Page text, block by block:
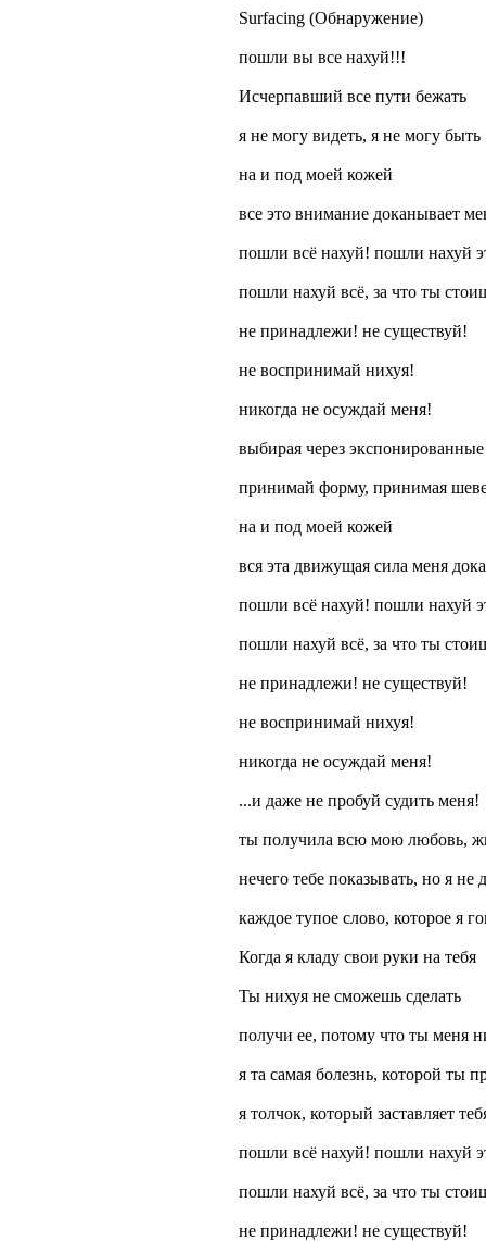
Surfacing (Обнаружение)
пошли вы все нахуй!!!
Исчерпавший все пути бежать
я не могу видеть, я не могу быть
на и под моей кожей
все это внимание доканывает
пошли всё нахуй! пошли нахуй
пошли нахуй всё, за что ты
не принадлежи! не существуй!
не воспринимай нихуя!
никогда не осуждай меня!
выбирая через экспонированные
принимай форму, принимая
на и под моей кожей
вся эта движущая сила меня
пошли всё нахуй! пошли нахуй
пошли нахуй всё, за что ты
не принадлежи! не существуй!
не воспринимай нихуя!
никогда не осуждай меня!
...и даже не пробуй судить меня!
ты получила всю мою любовь,
нечего тебе показывать, но я не
каждое тупое слово, которое я
Когда я кладу свои руки на тебя
Ты нихуя не сможешь сделать
получи ее, потому что ты меня
я та самая болезнь, которой ты
я толчок, который заставляет
пошли всё нахуй! пошли нахуй
пошли нахуй всё, за что ты
не принадлежи! не существуй!